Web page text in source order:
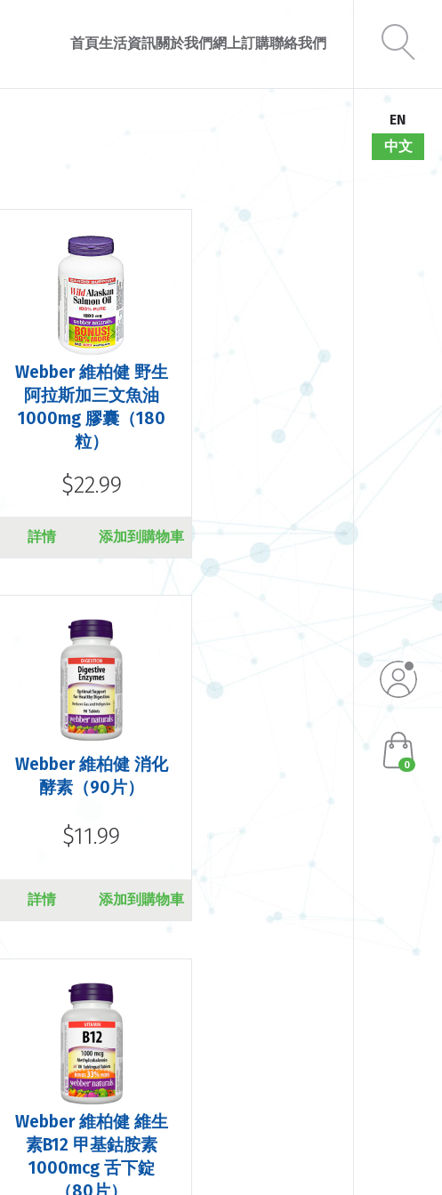
首頁生活資訊關於我們網上訂購聯絡我們
EN
中文
0
Webber 維柏健 野生
阿拉斯加三文魚油
1000mg 膠囊（180
粒）
$22.99
詳情 添加到購物車
Webber 維柏健 消化
酵素（90片）
$11.99
詳情 添加到購物車
Webber 維柏健 維生
素B12 甲基鈷胺素
1000mcg 舌下錠
（80片）